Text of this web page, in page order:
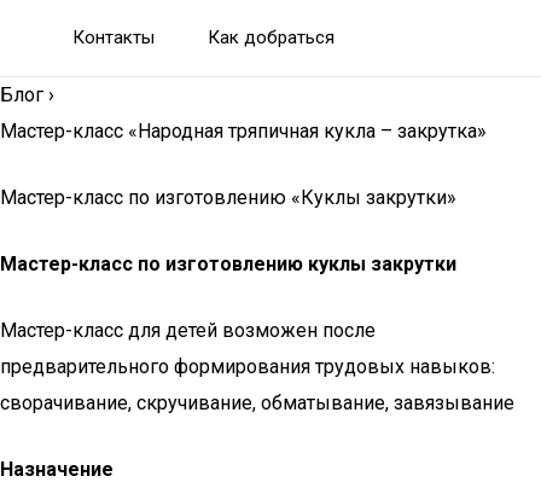
Контакты Как добраться
Блог ›
Мастер-класс «Народная тряпичная кукла – закрутка»
Мастер-класс по изготовлению «Куклы закрутки»
Мастер-класс по изготовлению куклы закрутки
Мастер-класс для детей возможен после
предварительного формирования трудовых навыков:
сворачивание, скручивание, обматывание, завязывание
Назначение